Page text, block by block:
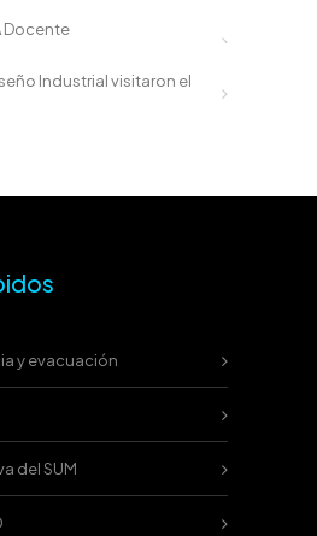
Docente
Industrial visitaron el
y evacuación
del SUM